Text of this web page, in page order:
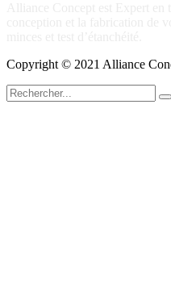
Copyright © 2021 Alliance